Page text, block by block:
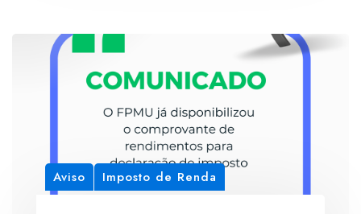
Aviso Imposto de Renda